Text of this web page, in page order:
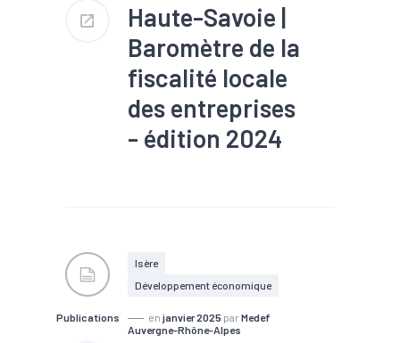
Haute-Savoie |
Baromètre de la
fiscalité locale
des entreprises
- édition 2024
Publications
Isère
Développement économique
en janvier 2025 par Medef
Auvergne-Rhône-Alpes